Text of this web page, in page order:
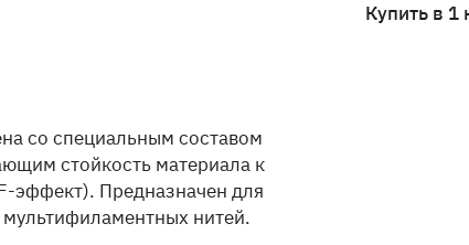
со специальным составом
стойкость материала к
эффект). Предназначен для
нитей.